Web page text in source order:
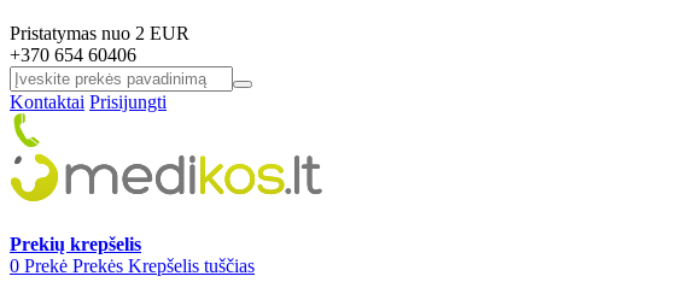
Pristatymas nuo 2 EUR
+370 654 60406
Kontaktai Prisijungti
Prekių krepšelis
0 Prekė Prekės Krepšelis tuščias